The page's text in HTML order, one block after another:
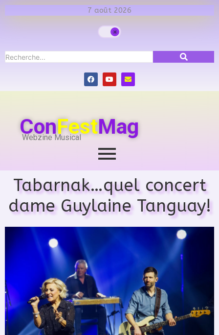
7 août 2026
ConFestMag
Webzine Musical
Tabarnak…quel concert
dame Guylaine Tanguay!